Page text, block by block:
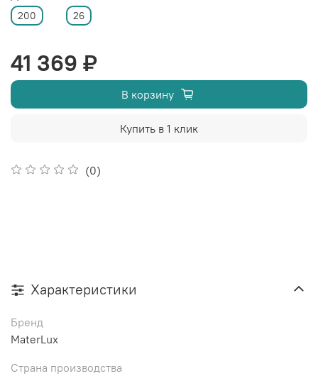
(0)
200 26
41 369 ₽
В корзину
Купить в 1 клик
Характеристики
Бренд
MaterLux
Страна производства